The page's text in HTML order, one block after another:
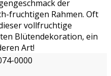
der
fruchtigen Rahmen. Oft
vollfruchtige
Blütendekoration, ein
Art!
0000